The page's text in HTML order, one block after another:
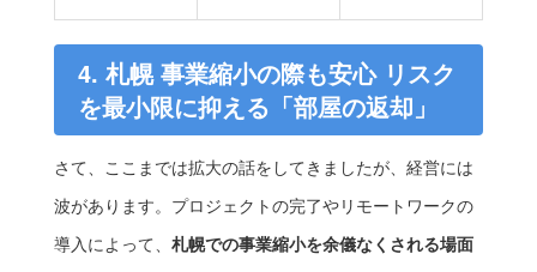
4. 札幌 事業縮小の際も安心 リスク
を最小限に抑える「部屋の返却」
さて、ここまでは拡大の話をしてきましたが、経営には
波があります。プロジェクトの完了やリモートワークの
導入によって、 札幌での事業縮小を余儀なくされる場面